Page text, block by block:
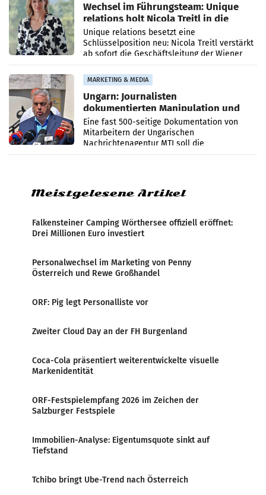
Wechsel im Führungsteam: Unique
relations holt Nicola Treitl in die
Geschäftsleitung
Unique relations besetzt eine
Schlüsselposition neu: Nicola Treitl verstärkt
ab sofort die Geschäftsleitung der Wiener
PR-Agentur an der Seite von Josef Kalina und
Anna Kalina-Mahr.
MARKETING & MEDIA
Ungarn: Journalisten
dokumentierten Manipulation und
Zensur
Eine fast 500-seitige Dokumentation von
Mitarbeitern der Ungarischen
Nachrichtenagentur MTI soll die
systematische Nachrichten-Manipulation und
Meistgelesene Artikel
Falkensteiner Camping Wörthersee offiziell eröffnet:
Drei Millionen Euro investiert
Personalwechsel im Marketing von Penny
Österreich und Rewe Großhandel
ORF: Pig legt Personalliste vor
Zweiter Cloud Day an der FH Burgenland
Coca-Cola präsentiert weiterentwickelte visuelle
Markenidentität
ORF-Festspielempfang 2026 im Zeichen der
Salzburger Festspiele
Immobilien-Analyse: Eigentumsquote sinkt auf
Tiefstand
Tchibo bringt Ube-Trend nach Österreich